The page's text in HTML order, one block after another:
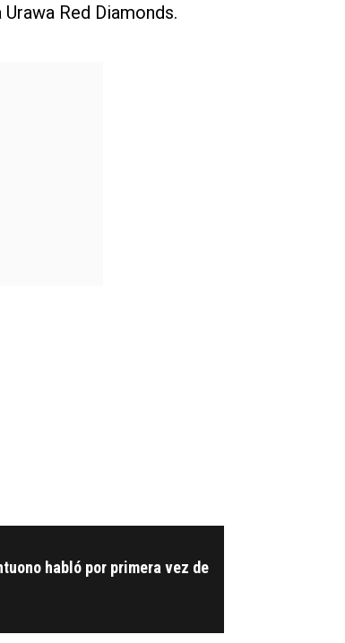
Red Diamonds.
habló por primera vez de